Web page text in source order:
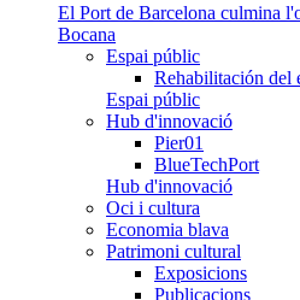
El Port de Barcelona culmina
Bocana
Espai públic
Rehabilitación del
Espai públic
Hub d'innovació
Pier01
BlueTechPort
Hub d'innovació
Oci i cultura
Economia blava
Patrimoni cultural
Exposicions
Publicacions